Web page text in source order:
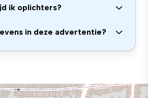
ik oplichters?
in deze advertentie?